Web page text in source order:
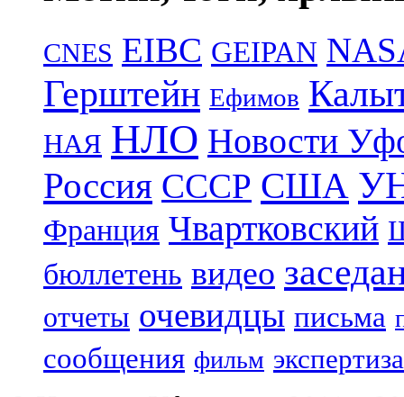
CNES EIBC GEIPAN
Герштейн Ефимов
НАЯ НЛО Новости
Россия СССР США
Франция Чвартковский
бюллетень видео
отчеты очевидцы письма
сообщения фильм экспертиза